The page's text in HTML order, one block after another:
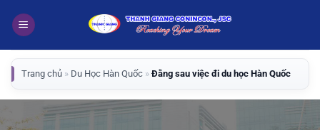
qua
dung
Trang chủ » Du Học Hàn Quốc » Đằng sau việc đi du học Hàn Quốc